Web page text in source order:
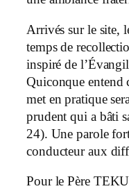
Arrivés sur le site,
temps de
inspiré de
Quiconque entend
met en pratique
prudent qui a bâti
24). Une parole
conducteur aux
Pour le Père